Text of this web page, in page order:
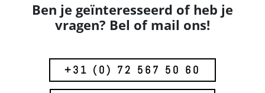
Ben je geïnteresseerd of heb je
vragen? Bel of mail ons!
+31 (0) 72 567 50 60